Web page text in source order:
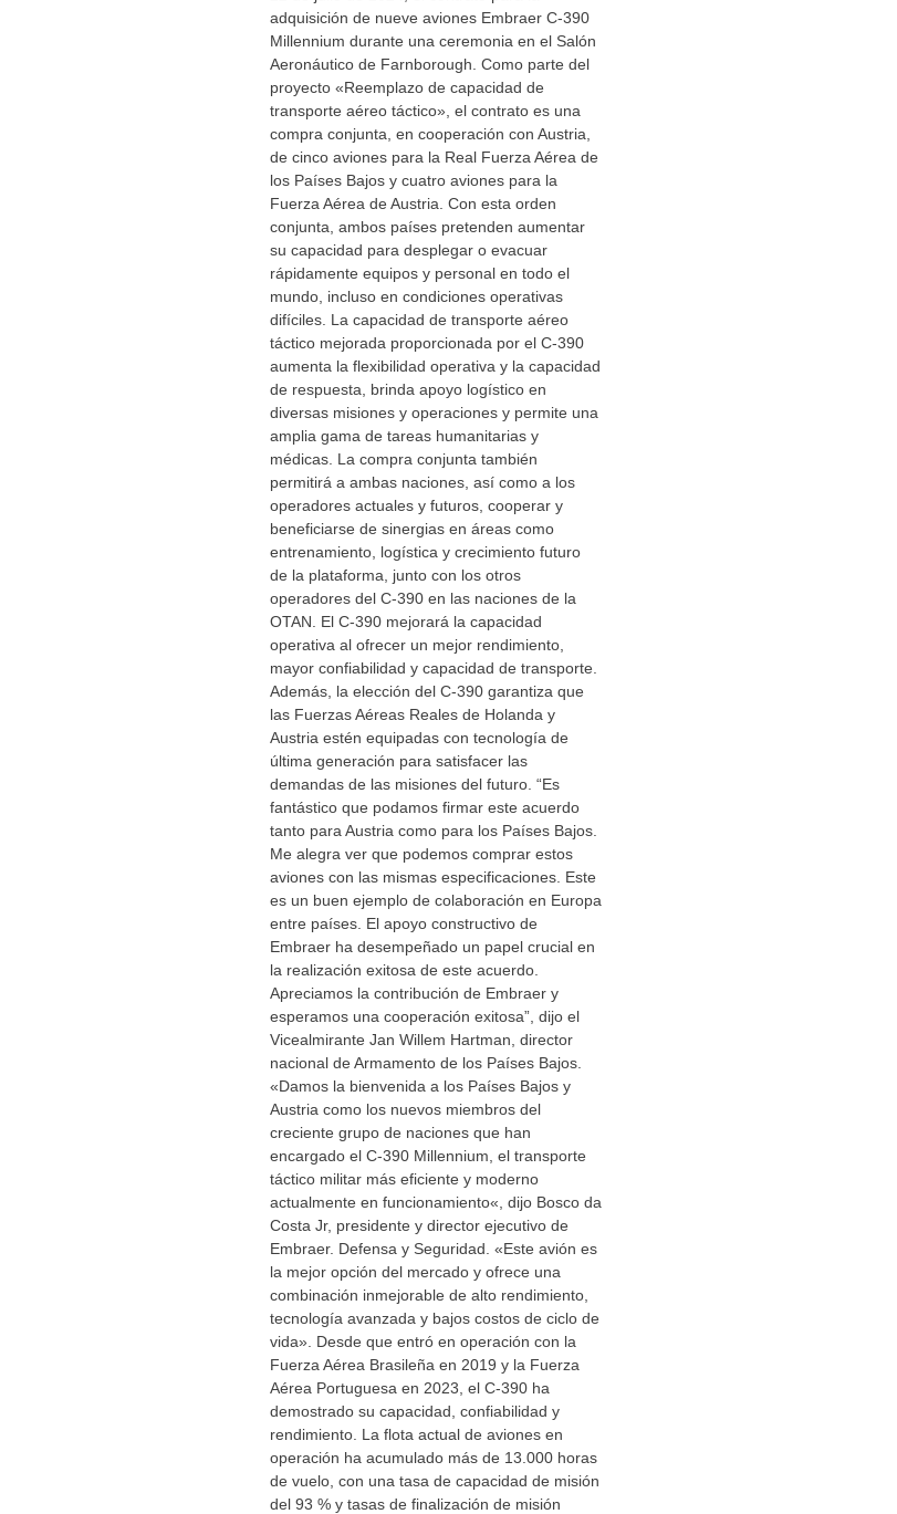
adquisición de nueve aviones Embraer C-390
Millennium durante una ceremonia en el Salón
Aeronáutico de Farnborough. Como parte del
proyecto «Reemplazo de capacidad de
transporte aéreo táctico», el contrato es una
compra conjunta, en cooperación con Austria,
de cinco aviones para la Real Fuerza Aérea de
los Países Bajos y cuatro aviones para la
Fuerza Aérea de Austria. Con esta orden
conjunta, ambos países pretenden aumentar
su capacidad para desplegar o evacuar
rápidamente equipos y personal en todo el
mundo, incluso en condiciones operativas
difíciles. La capacidad de transporte aéreo
táctico mejorada proporcionada por el C-390
aumenta la flexibilidad operativa y la capacidad
de respuesta, brinda apoyo logístico en
diversas misiones y operaciones y permite una
amplia gama de tareas humanitarias y
médicas. La compra conjunta también
permitirá a ambas naciones, así como a los
operadores actuales y futuros, cooperar y
beneficiarse de sinergias en áreas como
entrenamiento, logística y crecimiento futuro
de la plataforma, junto con los otros
operadores del C-390 en las naciones de la
OTAN. El C-390 mejorará la capacidad
operativa al ofrecer un mejor rendimiento,
mayor confiabilidad y capacidad de transporte.
Además, la elección del C-390 garantiza que
las Fuerzas Aéreas Reales de Holanda y
Austria estén equipadas con tecnología de
última generación para satisfacer las
demandas de las misiones del futuro. “Es
fantástico que podamos firmar este acuerdo
tanto para Austria como para los Países Bajos.
Me alegra ver que podemos comprar estos
aviones con las mismas especificaciones. Este
es un buen ejemplo de colaboración en Europa
entre países. El apoyo constructivo de
Embraer ha desempeñado un papel crucial en
la realización exitosa de este acuerdo.
Apreciamos la contribución de Embraer y
esperamos una cooperación exitosa”, dijo el
Vicealmirante Jan Willem Hartman, director
nacional de Armamento de los Países Bajos.
«Damos la bienvenida a los Países Bajos y
Austria como los nuevos miembros del
creciente grupo de naciones que han
encargado el C-390 Millennium, el transporte
táctico militar más eficiente y moderno
actualmente en funcionamiento«, dijo Bosco da
Costa Jr, presidente y director ejecutivo de
Embraer. Defensa y Seguridad. «Este avión es
la mejor opción del mercado y ofrece una
combinación inmejorable de alto rendimiento,
tecnología avanzada y bajos costos de ciclo de
vida». Desde que entró en operación con la
Fuerza Aérea Brasileña en 2019 y la Fuerza
Aérea Portuguesa en 2023, el C-390 ha
demostrado su capacidad, confiabilidad y
rendimiento. La flota actual de aviones en
operación ha acumulado más de 13.000 horas
de vuelo, con una tasa de capacidad de misión
del 93 % y tasas de finalización de misión